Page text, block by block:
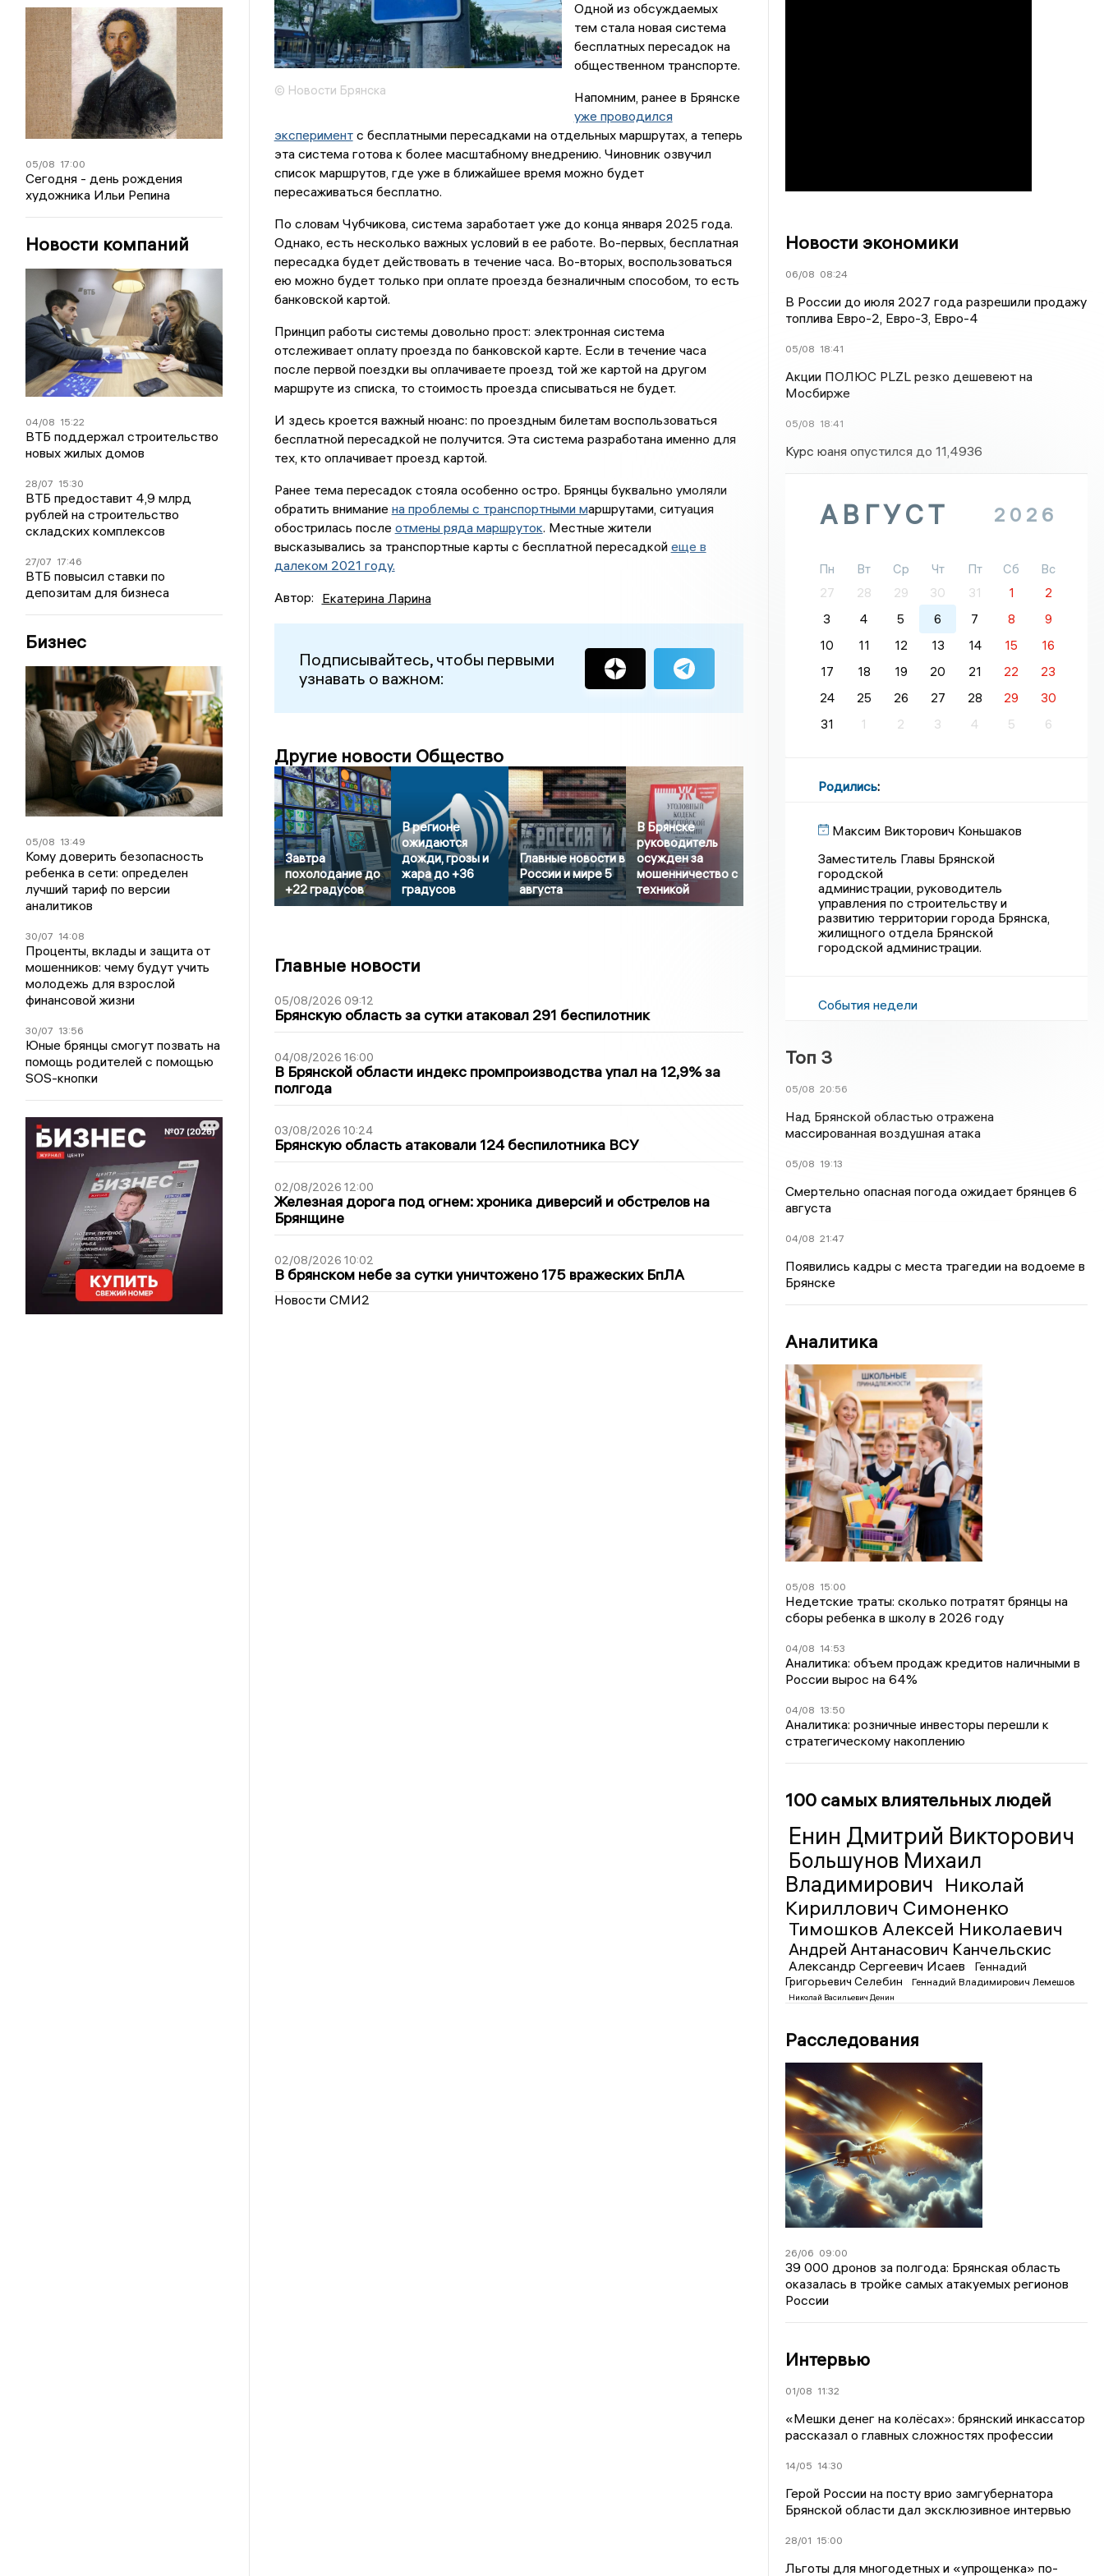
05/08 17:00
Сегодня - день рождения
художника Ильи Репина
Новости компаний
04/08 15:22
ВТБ поддержал строительство
новых жилых домов
28/07 15:30
ВТБ предоставит 4,9 млрд
рублей на строительство
складских комплексов
27/07 17:46
ВТБ повысил ставки по
депозитам для бизнеса
Бизнес
05/08 13:49
Кому доверить безопасность
ребенка в сети: определен
лучший тариф по версии
аналитиков
30/07 14:08
Проценты, вклады и защита от
мошенников: чему будут учить
молодежь для взрослой
финансовой жизни
30/07 13:56
Юные брянцы смогут позвать на
помощь родителей с помощью
SOS-кнопки
© Новости Брянска
Одной из обсуждаемых
тем стала новая система
бесплатных пересадок на
общественном транспорте.
Напомним, ранее в Брянске
уже проводился
экспериментс бесплатными пересадками на отдельных маршрутах, а теперь
эта система готова к более масштабному внедрению. Чиновник озвучил
список маршрутов, где уже в ближайшее время можно будет
пересаживаться бесплатно.
По словам Чубчикова, система заработает уже до конца января 2025 года.
Однако, есть несколько важных условий в ее работе. Во-первых, бесплатная
пересадка будет действовать в течение часа. Во-вторых, воспользоваться
ею можно будет только при оплате проезда безналичным способом, то есть
банковской картой.
Принцип работы системы довольно прост: электронная система
отслеживает оплату проезда по банковской карте. Если в течение часа
после первой поездки вы оплачиваете проезд той же картой на другом
маршруте из списка, то стоимость проезда списываться не будет.
И здесь кроется важный нюанс: по проездным билетам воспользоваться
бесплатной пересадкой не получится. Эта система разработана именно для
тех, кто оплачивает проезд картой.
Ранее тема пересадок стояла особенно остро. Брянцы буквально умоляли
обратить внимание на проблемы с транспортными маршрутами, ситуация
обострилась после отмены ряда маршруток. Местные жители
высказывались за транспортные карты с бесплатной пересадкой еще в
далеком 2021 году.
Автор: Екатерина Ларина
Подписывайтесь, чтобы первыми
узнавать о важном:
Другие новости Общество
Завтра
похолодание до
+22 градусов
В регионе
ожидаются
дожди, грозы и
жара до +36
градусов
Главные новости в
России и мире 5
августа
В Брянске
руководитель
осужден за
мошенничество с
техникой
Главные новости
05/08/2026 09:12
Брянскую область за сутки атаковал 291 беспилотник
04/08/2026 16:00
В Брянской области индекс промпроизводства упал на 12,9% за
полгода
03/08/2026 10:24
Брянскую область атаковали 124 беспилотника ВСУ
02/08/2026 12:00
Железная дорога под огнем: хроника диверсий и обстрелов на
Брянщине
02/08/2026 10:02
В брянском небе за сутки уничтожено 175 вражеских БпЛА
Новости СМИ2
Новости экономики
06/08 08:24
В России до июля 2027 года разрешили продажу
топлива Евро-2, Евро-3, Евро-4
05/08 18:41
Акции ПОЛЮС PLZL резко дешевеют на
Мосбирже
05/08 18:41
Курс юаня опустился до 11,4936
АВГУСТ 2026
Пн Вт Ср Чт Пт Сб
Вс
27
28 29 30 31 1
2
3
4 5 6 7 8
9
10
11 12 13 14 15
16
17
18 19 20 21 22
23
24
25 26 27 28 29
30
31
1 2 3 4 5 6
Родились:
Максим Викторович Коньшаков
Заместитель Главы Брянской
городской
администрации, руководитель
управления по строительству и
развитию территории города Брянска,
жилищного отдела Брянской
городской администрации.
События недели
Топ 3
05/08 20:56
Над Брянской областью отражена
массированная воздушная атака
05/08 19:13
Смертельно опасная погода ожидает брянцев 6
августа
04/08 21:47
Появились кадры с места трагедии на водоеме в
Брянске
Аналитика
05/08 15:00
Недетские траты: сколько потратят брянцы на
сборы ребенка в школу в 2026 году
04/08 14:53
Аналитика: объем продаж кредитов наличными в
России вырос на 64%
04/08 13:50
Аналитика: розничные инвесторы перешли к
стратегическому накоплению
100 самых влиятельных людей
Енин Дмитрий Викторович
Большунов Михаил
Владимирович Николай
Кириллович Симоненко
Тимошков Алексей Николаевич
Андрей Антанасович Канчельскис
Александр Сергеевич Исаев
Геннадий
Григорьевич Селебин
Геннадий Владимирович Лемешов
Николай Васильевич Денин
Расследования
26/06 09:00
39 000 дронов за полгода: Брянская область
оказалась в тройке самых атакуемых регионов
России
Интервью
01/08 11:32
«Мешки денег на колёсах»: брянский инкассатор
рассказал о главных сложностях профессии
14/05 14:30
Герой России на посту врио замгубернатора
Брянской области дал эксклюзивное интервью
28/01 15:00
Льготы для многодетных и «упрощенка» по-